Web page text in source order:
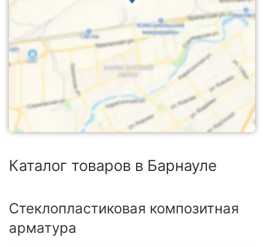
Каталог товаров в Барнауле
Стеклопластиковая композитная
арматура